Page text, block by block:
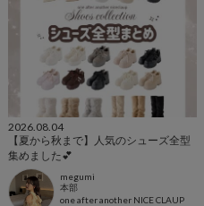
2026.08.04
【夏から秋まで】人気のシューズ全型
集めました💕
megumi
本部
one after another NICE CLAUP